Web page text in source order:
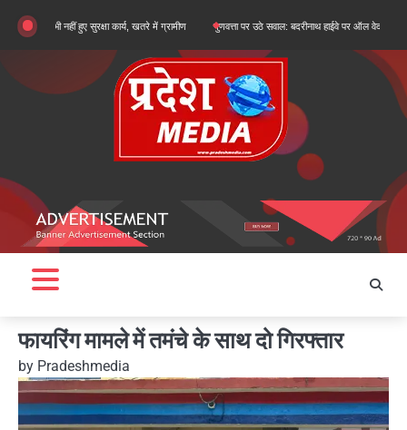
content
नहीं हुए सुरक्षा कार्य, खतरे में ग्रामीण गुणवत्ता पर उठे सवाल: बदरीनाथ हाईवे पर ऑल वेदर रोड के सुधारीकरण
फायरिंग मामले में तमंचे के साथ दो गिरफ्तार
by Pradeshmedia